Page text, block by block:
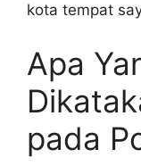
kota tempat
Apa
pada